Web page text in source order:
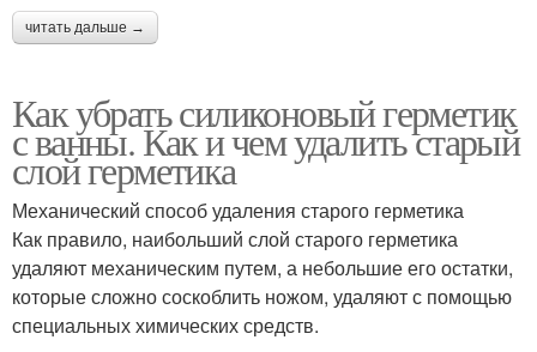
читать дальше →
Как убрать силиконовый герметик
с ванны. Как и чем удалить старый
слой герметика
Механический способ удаления старого герметика
Как правило, наибольший слой старого герметика
удаляют механическим путем, а небольшие его остатки,
которые сложно соскоблить ножом, удаляют с помощью
специальных химических средств.